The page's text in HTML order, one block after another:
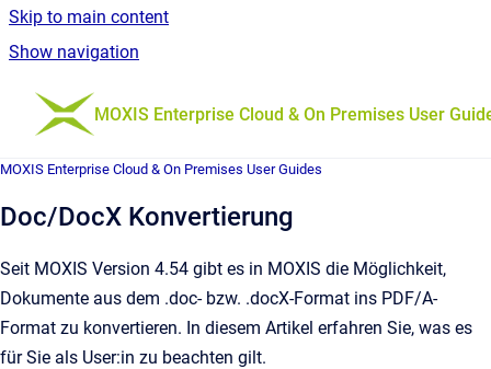
Skip to main content
Show navigation
Go to homepage
MOXIS Enterprise Cloud & On Premises User
MOXIS Enterprise Cloud & On Premises User Guides
Doc/DocX Konvertierung
Seit MOXIS Version 4.54 gibt es in MOXIS die Möglichkeit,
Dokumente aus dem .doc- bzw. .docX-Format ins PDF/A-
Format zu konvertieren. In diesem Artikel erfahren Sie, was es
für Sie als User:in zu beachten gilt.